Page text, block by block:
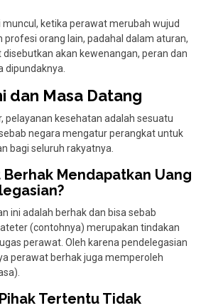
muncul, ketika perawat merubah wujud
profesi orang lain, padahal dalam aturan,
akan kewenangan, peran dan
dipundaknya.
dan Masa Datang
pelayanan kesehatan adalah sesuatu
negara mengatur perangkat untuk
bagi seluruh rakyatnya.
Mendapatkan Uang
ini adalah berhak dan bisa sebab
(contohnya) merupakan tindakan
perawat. Oleh karena pendelegasian
perawat berhak juga memperoleh
Tertentu Tidak